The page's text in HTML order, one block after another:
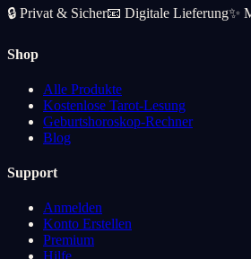
🔒 Privat & Sicher📧 Digitale Lieferung✨
Shop
Alle Produkte
Kostenlose Tarot-Lesung
Geburtshoroskop-Rechner
Blog
Support
Anmelden
Konto Erstellen
Premium